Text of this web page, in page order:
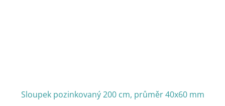
Sloupek pozinkovaný 200 cm, průměr 40x60 mm